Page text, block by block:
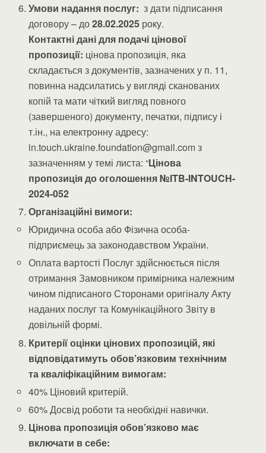
Умови надання послуг:з дати підписання
договору – до28.02.2025 року.
Контактні дані для подачі цінової
пропозиції: цінова пропозиція, яка
складається з документів, зазначених у п. 11,
повинна надсилатись у вигляді сканованих
копій та мати чіткий вигляд повного
(завершеного) документу, печатки, підпису і
т.ін., на електронну адресу:
in.touch.ukraine.foundation@gmail.com з
зазначенням у темі листа: “Цінова
пропозиція до оголошення №ITB-INTOUCH-
2024-052
Організаційні вимоги:
Юридична особа або Фізична особа-
підприємець за законодавством України.
Оплата вартості Послуг здійснюється після
отримання Замовником примірника належним
чином підписаного Сторонами оригіналу Акту
наданих послуг та Комунікаційного Звіту в
довільній формі.
Критерії оцінки цінових пропозицій, які
відповідатимуть обов’язковим технічним
та кваліфікаційним вимогам:
40% Ціновий критерій.
60% Досвід роботи та необхідні навички.
Цінова пропозиція обов’язково має
включати в себе: